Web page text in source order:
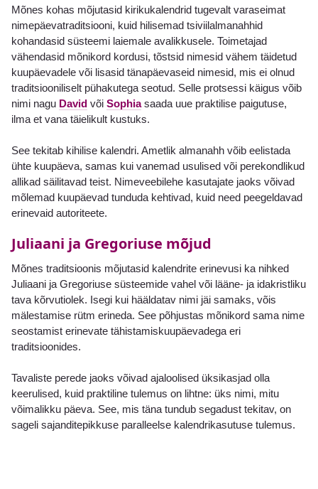
Mõnes kohas mõjutasid kirikukalendrid tugevalt varaseimat
nimepäevatraditsiooni, kuid hilisemad tsiviilalmanahhid
kohandasid süsteemi laiemale avalikkusele. Toimetajad
vähendasid mõnikord kordusi, tõstsid nimesid vähem täidetud
kuupäevadele või lisasid tänapäevaseid nimesid, mis ei olnud
traditsiooniliselt pühakutega seotud. Selle protsessi käigus võib
nimi nagu David või Sophiasaada uue praktilise paigutuse,
ilma et vana täielikult kustuks.
See tekitab kihilise kalendri. Ametlik almanahh võib eelistada
ühte kuupäeva, samas kui vanemad usulised või perekondlikud
allikad säilitavad teist. Nimeveebilehe kasutajate jaoks võivad
mõlemad kuupäevad tunduda kehtivad, kuid need peegeldavad
erinevaid autoriteete.
Juliaani ja Gregoriuse mõjud
Mõnes traditsioonis mõjutasid kalendrite erinevusi ka nihked
Juliaani ja Gregoriuse süsteemide vahel või lääne- ja idakristliku
tava kõrvutiolek. Isegi kui hääldatav nimi jäi samaks, võis
mälestamise rütm erineda. See põhjustas mõnikord sama nime
seostamist erinevate tähistamiskuupäevadega eri
traditsioonides.
Tavaliste perede jaoks võivad ajaloolised üksikasjad olla
keerulised, kuid praktiline tulemus on lihtne: üks nimi, mitu
võimalikku päeva. See, mis täna tundub segadust tekitav, on
sageli sajanditepikkuse paralleelse kalendrikasutuse tulemus.